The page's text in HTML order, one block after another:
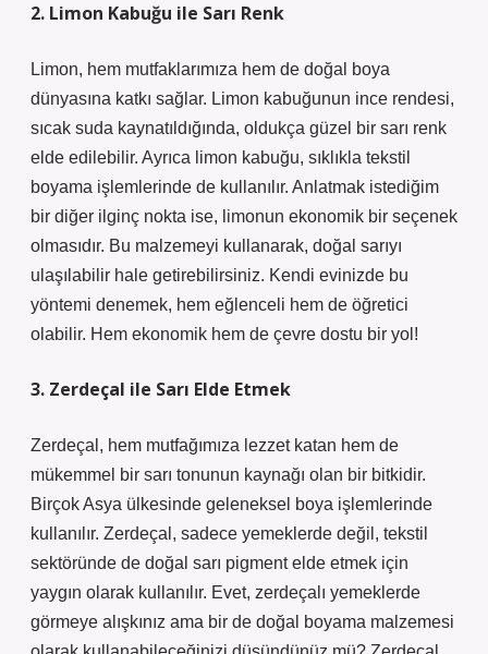
2. Limon Kabuğu ile Sarı Renk
Limon, hem mutfaklarımıza hem de doğal boya
dünyasına katkı sağlar. Limon kabuğunun ince rendesi,
sıcak suda kaynatıldığında, oldukça güzel bir sarı renk
elde edilebilir. Ayrıca limon kabuğu, sıklıkla tekstil
boyama işlemlerinde de kullanılır. Anlatmak istediğim
bir diğer ilginç nokta ise, limonun ekonomik bir seçenek
olmasıdır. Bu malzemeyi kullanarak, doğal sarıyı
ulaşılabilir hale getirebilirsiniz. Kendi evinizde bu
yöntemi denemek, hem eğlenceli hem de öğretici
olabilir. Hem ekonomik hem de çevre dostu bir yol!
3. Zerdeçal ile Sarı Elde Etmek
Zerdeçal, hem mutfağımıza lezzet katan hem de
mükemmel bir sarı tonunun kaynağı olan bir bitkidir.
Birçok Asya ülkesinde geleneksel boya işlemlerinde
kullanılır. Zerdeçal, sadece yemeklerde değil, tekstil
sektöründe de doğal sarı pigment elde etmek için
yaygın olarak kullanılır. Evet, zerdeçalı yemeklerde
görmeye alışkınız ama bir de doğal boyama malzemesi